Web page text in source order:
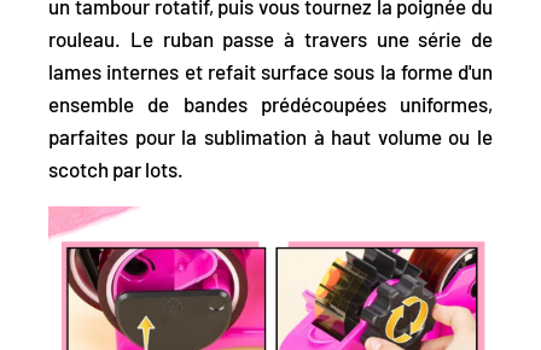
un tambour rotatif, puis vous tournez la poignée du
rouleau. Le ruban passe à travers une série de
lames internes et refait surface sous la forme d'un
ensemble de bandes prédécoupées uniformes,
parfaites pour la sublimation à haut volume ou le
scotch par lots.